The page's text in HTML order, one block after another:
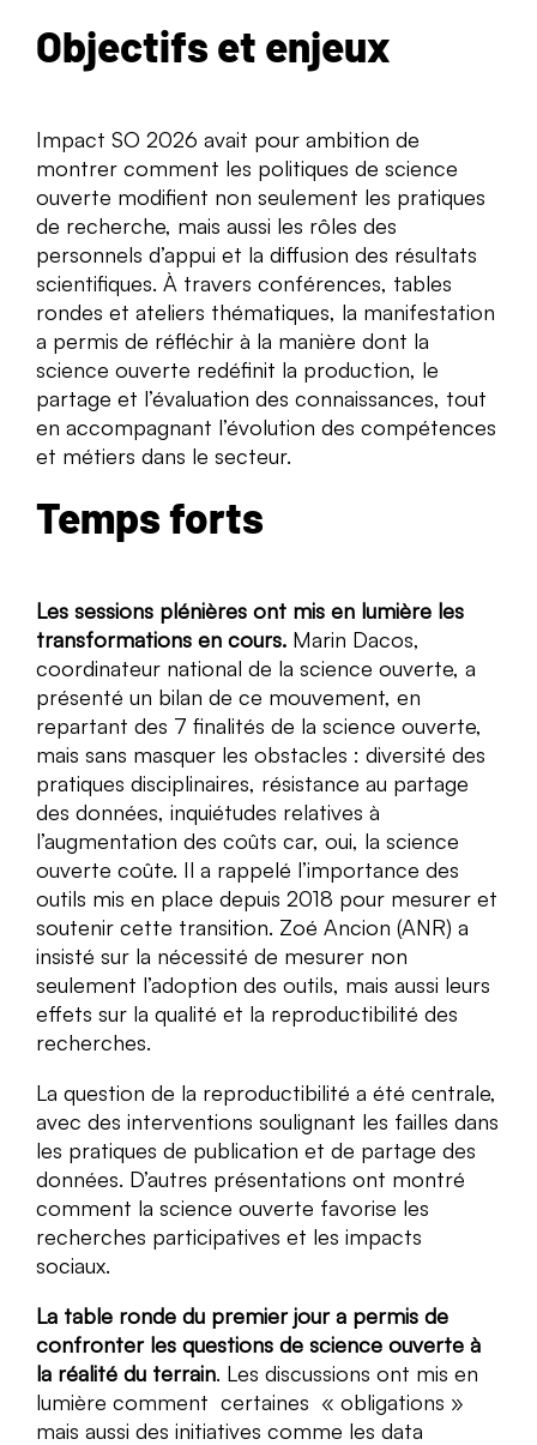
Objectifs et enjeux
Impact SO 2026 avait pour ambition de
montrer comment les politiques de science
ouverte modifient non seulement les pratiques
de recherche, mais aussi les rôles des
personnels d’appui et la diffusion des résultats
scientifiques. À travers conférences, tables
rondes et ateliers thématiques, la manifestation
a permis de réfléchir à la manière dont la
science ouverte redéfinit la production, le
partage et l’évaluation des connaissances, tout
en accompagnant l’évolution des compétences
et métiers dans le secteur.
Temps forts
Les sessions plénières ont mis en lumière les
transformations en cours. Marin Dacos,
coordinateur national de la science ouverte, a
présenté un bilan de ce mouvement, en
repartant des 7 finalités de la science ouverte,
mais sans masquer les obstacles : diversité des
pratiques disciplinaires, résistance au partage
des données, inquiétudes relatives à
l’augmentation des coûts car, oui, la science
ouverte coûte. Il a rappelé l’importance des
outils mis en place depuis 2018 pour mesurer et
soutenir cette transition. Zoé Ancion (ANR) a
insisté sur la nécessité de mesurer non
seulement l’adoption des outils, mais aussi leurs
effets sur la qualité et la reproductibilité des
recherches.
La question de la reproductibilité a été centrale,
avec des interventions soulignant les failles dans
les pratiques de publication et de partage des
données. D’autres présentations ont montré
comment la science ouverte favorise les
recherches participatives et les impacts
sociaux.
La table ronde du premier jour a permis de
confronter les questions de science ouverte à
la réalité du terrain. Les discussions ont mis en
lumière comment certaines « obligations »
mais aussi des initiatives comme les data